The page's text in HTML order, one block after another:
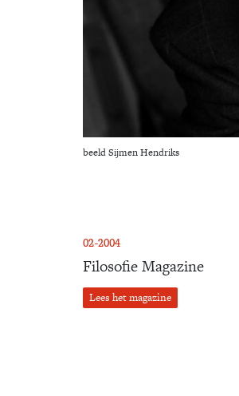
beeld Sijmen Hendriks
02-2004
Filosofie Magazine
Lees het magazine